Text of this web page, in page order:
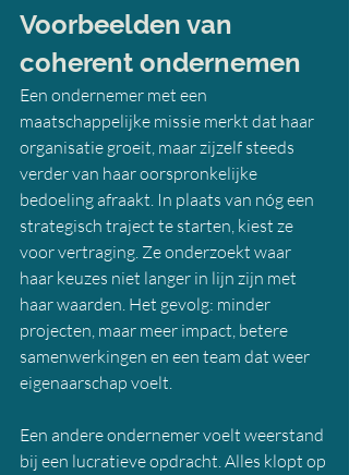
Voorbeelden van
coherent ondernemen
Een ondernemer met een
maatschappelijke missie merkt dat haar
organisatie groeit, maar zijzelf steeds
verder van haar oorspronkelijke
bedoeling afraakt. In plaats van nóg een
strategisch traject te starten, kiest ze
voor vertraging. Ze onderzoekt waar
haar keuzes niet langer in lijn zijn met
haar waarden. Het gevolg: minder
projecten, maar meer impact, betere
samenwerkingen en een team dat weer
eigenaarschap voelt.
Een andere ondernemer voelt weerstand
bij een lucratieve opdracht. Alles klopt op